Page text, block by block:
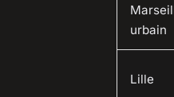
urbain
Lille